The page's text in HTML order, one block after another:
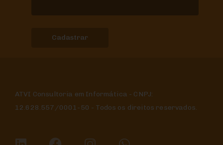
ATVI Consultoria em Informática - CNPJ:
12.628.557/0001-50 - Todos os direitos reservados.